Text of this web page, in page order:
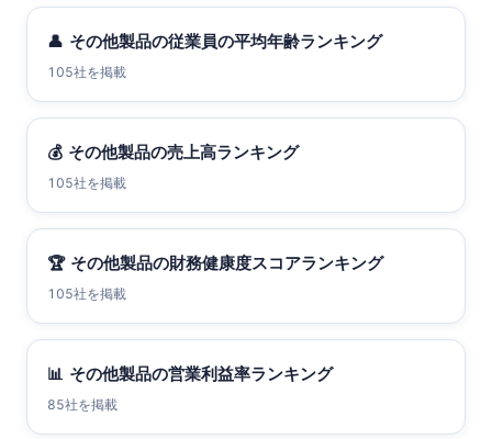
👤 その他製品の従業員の平均年齢ランキング
105社を掲載
💰 その他製品の売上高ランキング
105社を掲載
🏆 その他製品の財務健康度スコアランキング
105社を掲載
📊 その他製品の営業利益率ランキング
85社を掲載